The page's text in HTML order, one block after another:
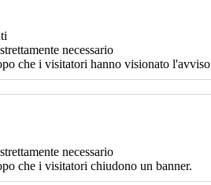
necessario
che i visitatori hanno visionato
necessario
che i visitatori chiudono un banner.